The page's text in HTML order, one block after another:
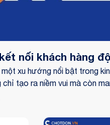
nối khách hàng
xu hướng nổi bật trong
tạo ra niềm vui mà còn
gia, khách hàng không chỉ
sâu sắc.